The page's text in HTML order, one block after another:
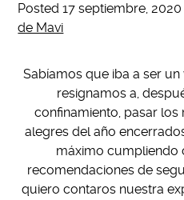
Posted17 septiembre, 2020
de Mavi
Sabíamos que iba a ser
resignamos a,
confinamiento, pasar
alegres del año
máximo cumpliendo
recomendaciones de
quiero contaros nuestra